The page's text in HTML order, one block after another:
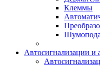
Клеммы
Автосигнализации и